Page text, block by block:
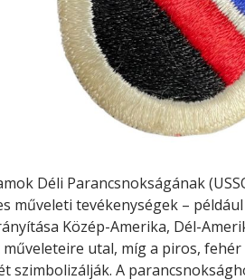
Déli Parancsnokságának
műveleti tevékenységek –
Közép-Amerika, Dél-
utal, míg a piros, fehér
szimbolizálják. A